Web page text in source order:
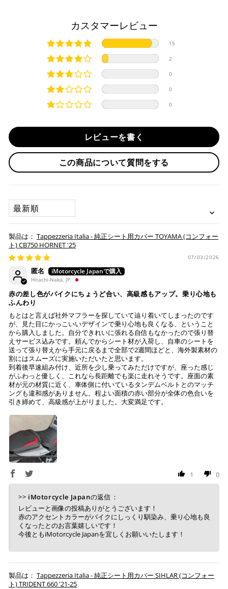
にて発送ください。
※着払いで発送された場合には受け取りを拒否させて頂きま
iMotorcycle Japan
東京都文京区白山5-8-12 NFコーポ白山 102
納期
作業納期については、お預かりしてから約1週間程度で発送さ
せていただきますが、受付状況により前後する場合もござい
承諾
本サービスをご利用いただく場合、下記事項について同意い
ただいたものとみなします。
納期について
お預かりするシートは間違いなく該当車種専用の純正シ
ートで、加工をしていない
純正シートにダメージはない (シートベースの歪みや割
れ、スポンジの破れ等)
注意事項
Tappezzeria Italia製品は、純正シートの形状に合わせて
製造されておりますが、シートの状態により弊社で作業
不可と判断した場合には、ご連絡の上返送させていただ
く場合もございます。
送っていただいた純正シートが、適合外の車両と発覚
し、それにより不具合等生じた際には、弊社は一切の責
任を負いません。
作業後、仕上がりを確認し発送させていただきますの
で、その後の張り直しについてはお受けできかねます。
※ American Expressでの分割払いのご利用には、事前
す。
※ Diners Clubは分割払い非対応のため、一括払い・リ
※ 手数料、利息はご利用のカード会社の定めによります
ので、事前にご確認ください。
いつもの楽天IDとパスワードを使ってスムーズなお支払
いが可能です。
「お得」な楽天ペイをご利用ください。
※ 楽天ポイントが貯まるのは楽天カード・楽天ポイン
ト・楽天ペイ残高でのお支払いに限ります。
※ 現在楽天ペイでご使用頂けるクレジットカードは
Visa、Mastercard、JCBのみです。
上記キャッシュレス決済アカウントからご希望のお支払
い方法をご選択頂き、クリックするだけで簡単に支払い
が完了します。
※ ご利用には事前にPayPay、Apple Payの利用登録が
必要です。
コンビニ決済
店内端末にて操作後、レジにてお支払いください。
※ 支払期限はご注文日より7日以内とさせて頂いてお
り、万が一過ぎてしまった場合は自動でご注文はキャン
セルとなります。
※ 税込300,000円以上のお買い物の際にはご利用頂けま
せん。
※ お支払いは現金のみとなります。
希望の場合は、ご対応いたしますのでご連絡をお願いいたし
お取り寄せの場合
早まる場合もございます。
・運送状況や繁忙期の影響により遅れが生じる場合もござい
配送送料について
１回のご注文で商品代金合計が¥11,000(税込）以上の場合
は、送料が無料となります。
※通常送料は¥770(税込)です。
ヤマト運輸になります。 配送会社の指定はできかねます。
カスタマーレビュー
15
2
0
0
0
レビューを書く
この商品について質問をする
SORT BY
Tappezzeria Italia - 純正シート用カバー TOYAMA (コンフォー
ト) CB750 HORNET '25
07/03/2026
匿名
Hitachi-Naka, JP
赤の差し色がバイクにちょうど合い、高級感もアップ。乗り心地も
ふんわり
もとはと言えば社外マフラーを探していて辿り着いてしまったのです
が、見た目にかっこいいデザインで乗り心地も良くなる、ということ
から購入しました。自分できれいに張れる自信もなかったので張り替
えサービス込みです。頼んでからシート材が入荷し、自車のシートを
送って張り替えから手元に戻るまで全部で2週間ほどと、海外製素材の
割にはスムーズに実施いただいたと思います。
到着後早速組み付け、近所を少し乗ってみただけですが、座った感じ
がふわっと優しく、これなら長距離でも楽に走れそうです。座面の素
材が元の材質に近く、車体側に付いているタンデムベルトとのマッチ
ングも違和感がありません。程よい面積の赤い部分が全体の色合いを
引き締めて、高級感が上がりました。大変満足です。
1 0
>> iMotorcycle Japanの返信：
レビューと画像の投稿ありがとうございます！
赤のアクセントカラーがバイクにしっくり馴染み、乗り心地も良
くなったとのお言葉嬉しいです！
今後ともiMotorcycle Japanを宜しくお願いいたします！
Tappezzeria Italia - 純正シート用カバー SIHLAR (コンフォー
ト) TRIDENT 660 '21-25